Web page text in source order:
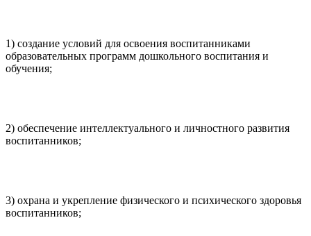
1) создание условий для освоения воспитанниками
образовательных программ дошкольного воспитания и
обучения;
2) обеспечение интеллектуального и личностного развития
воспитанников;
3) охрана и укрепление физического и психического здоровья
воспитанников;